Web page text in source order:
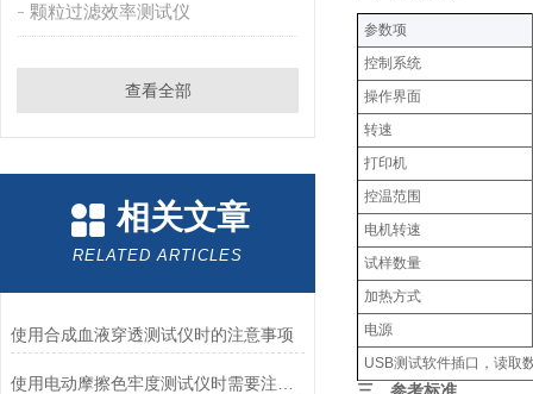
颗粒过滤效率测试仪
查看全部
相关文章
RELATED ARTICLES
使用合成血液穿透测试仪时的注意事项
‌参数项‌
控制系统
操作界面
转速
打印机
控温范围
电机转速
试样数量
加热方式
电源
USB测试软件插口，读取